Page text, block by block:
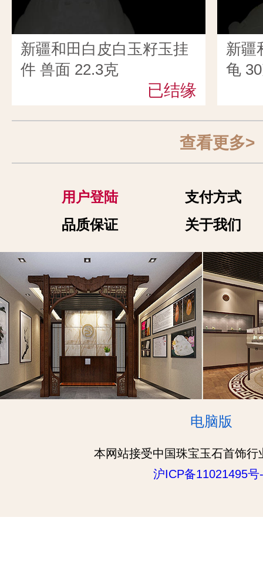
新疆和田白皮白玉籽玉挂
件 兽面 22.3克
已结缘
新疆
龟
查看更多>
用户登陆
支付方式
品质保证
关于我们
电脑版
本网站接受中国珠宝玉石首饰行
沪ICP备11021495号